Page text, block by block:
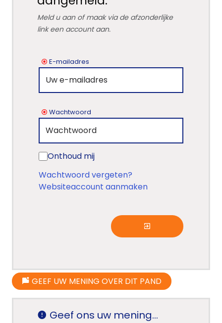
Meld u aan of maak via de afzonderlijke
link een account aan.
E-mailadres
Wachtwoord
Onthoud mij
Wachtwoord vergeten?
Websiteaccount aanmaken
GEEF UW MENING OVER DIT PAND
Geef ons uw mening...